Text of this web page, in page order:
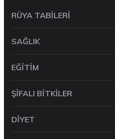
RÜYA TABILERI
SAĞLIK
EĞITIM
ŞIFALI BITKILER
DIYET